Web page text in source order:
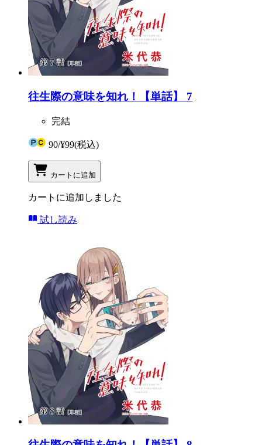
往生際の意味を知れ！【単話】 7
完結
90/¥99(税込)
カートに追加
カートに追加しました
試し読み